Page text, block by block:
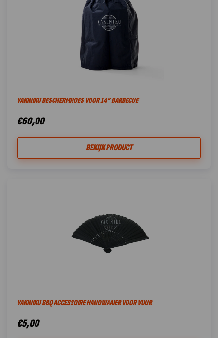
YAKINIKU BESCHERMHOES VOOR 14” BARBECUE
€60,00
BEKIJK PRODUCT
YAKINIKU BBQ ACCESSOIRE HANDWAAIER VOOR VUUR
€5,00